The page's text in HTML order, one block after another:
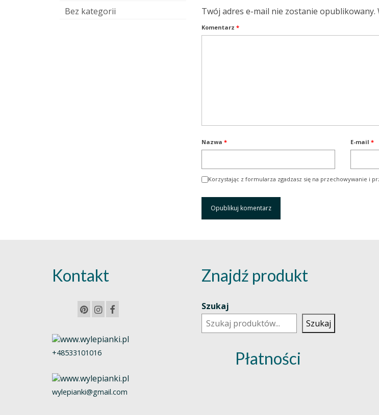
Twój adres e-mail nie zostanie opublikowany.
Komentarz *
Nazwa * E-mail *
Korzystając z formularza zgadzasz się na przechowywanie i
Bez kategorii
Kontakt
+48533101016
wylepianki@gmail.com
Znajdź produkt
Szukaj
Szukaj
Płatności